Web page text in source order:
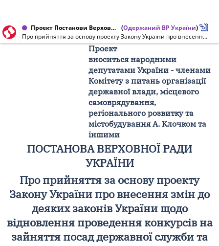
Проект Постанови Верховної Ради України від 27.01.2021 № 4531/П (Одержаний ВР України)
Про прийняття за основу проекту Закону України про внесення змін до деяких законів України щодо відновлення проведення конкурсів на зайняття посад державної служби та інших питань державної служби